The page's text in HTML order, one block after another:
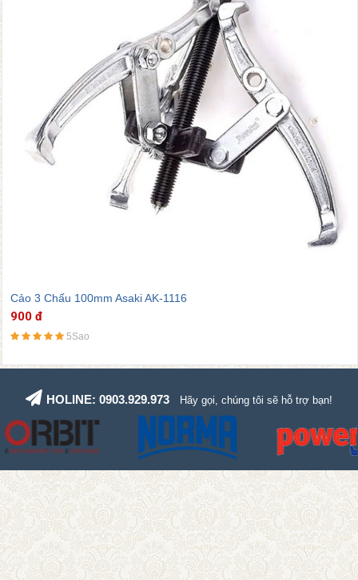
Cảo 3 Chấu 100mm Asaki AK-1116
900 đ
5Sao
HOLINE: 0903.929.973 Hãy gọi, chúng tôi sẽ hỗ trợ bạn!